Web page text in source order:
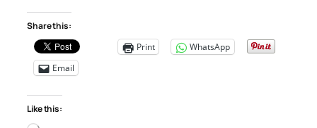
Share this:
Print
WhatsApp
Email
Like this: